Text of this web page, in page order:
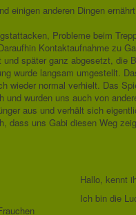
einigen anderen Dingen
Probleme beim
Kontaktaufnahme zu
später ganz abgesetzt, die
wurde langsam umgestellt.
wieder normal verhielt. Das
und wurden uns auch von
aus und verhält sich
dass uns Gabi diesen Weg
Hallo, kennt
Ich bin die